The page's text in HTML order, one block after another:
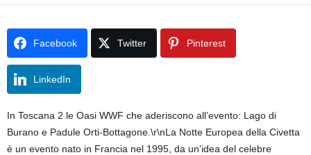
Facebook Twitter Pinterest
LinkedIn
In Toscana 2 le Oasi WWF che aderiscono all’evento: Lago di
Burano e Padule Orti-Bottagone.\r\nLa Notte Europea della Civetta
è un evento nato in Francia nel 1995, da un’idea del celebre